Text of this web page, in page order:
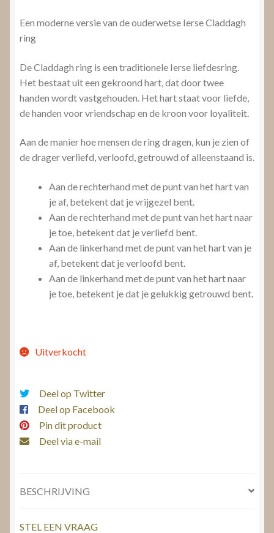
Een moderne versie van de ouderwetse Ierse Claddagh
ring
De Claddagh ring is een traditionele Ierse liefdesring.
Het bestaat uit een gekroond hart, dat door twee
handen wordt vastgehouden. Het hart staat voor liefde,
de handen voor vriendschap en de kroon voor loyaliteit.
Aan de manier hoe mensen de ring dragen, kun je zien of
de drager verliefd, verloofd, getrouwd of alleenstaand is.
Aan de rechterhand met de punt van het hart van
je af, betekent dat je vrijgezel bent.
Aan de rechterhand met de punt van het hart naar
je toe, betekent dat je verliefd bent.
Aan de linkerhand met de punt van het hart van je
af, betekent dat je verloofd bent.
Aan de linkerhand met de punt van het hart naar
je toe, betekent je dat je gelukkig getrouwd bent.
Uitverkocht
Deel op Twitter
Deel op Facebook
Pin dit product
Deel via e-mail
BESCHRIJVING
STEL EEN VRAAG